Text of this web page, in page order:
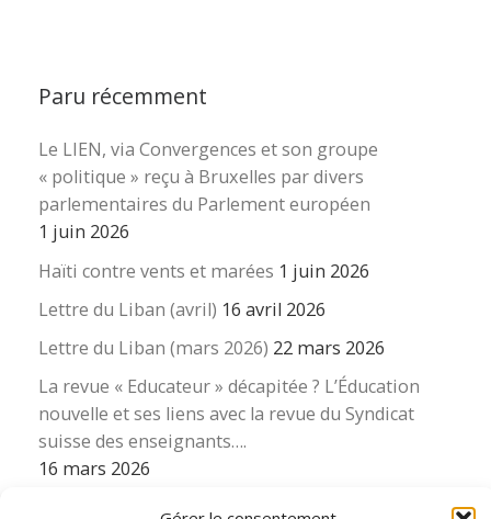
Paru récemment
Le LIEN, via Convergences et son groupe
« politique » reçu à Bruxelles par divers
parlementaires du Parlement européen
1 juin 2026
Haïti contre vents et marées 1 juin 2026
Lettre du Liban (avril) 16 avril 2026
Lettre du Liban (mars 2026) 22 mars 2026
La revue « Educateur » décapitée ? L’Éducation
nouvelle et ses liens avec la revue du Syndicat
suisse des enseignants….
16 mars 2026